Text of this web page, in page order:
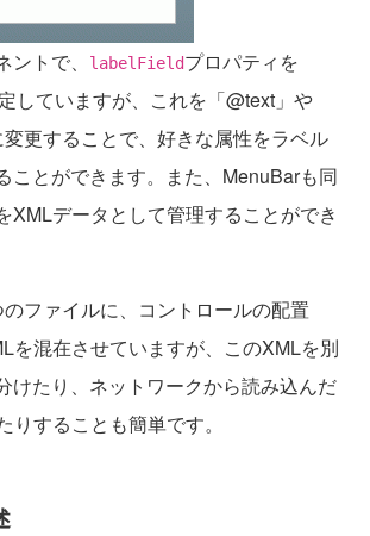
トで、 labelFieldプロパティを
していますが、これを「@text」や
変更することで、好きな属性をラベル
ことができます。また、MenuBarも同
XMLデータとして管理することができ
ファイルに、コントロールの配置
を混在させていますが、このXMLを別
けたり、ネットワークから読み込んだ
りすることも簡単です。